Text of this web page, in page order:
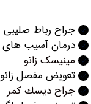
رباط صلیبی
آسیب های نخاعی
زانو
مفصل زانو
ديسك كمر